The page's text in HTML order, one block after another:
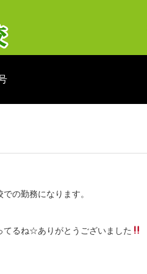
の勤務になります。
てるね☆ありがとうございました